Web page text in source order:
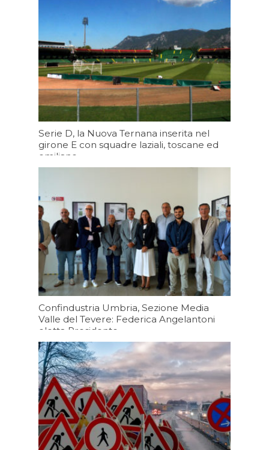
Serie D, la Nuova Ternana inserita nel
girone E con squadre laziali, toscane ed
emiliane
Confindustria Umbria, Sezione Media
Valle del Tevere: Federica Angelantoni
eletta Presidente
Oggi 19:20